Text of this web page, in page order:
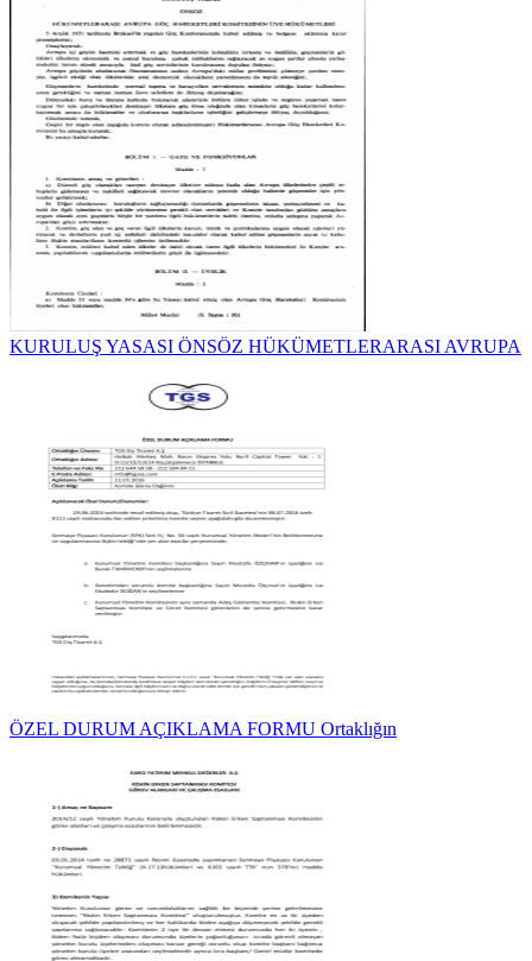
KURULUŞ YASASI ÖNSÖZ HÜKÜMETLERARASI AVRUPA
ÖZEL DURUM AÇIKLAMA FORMU Ortaklığın